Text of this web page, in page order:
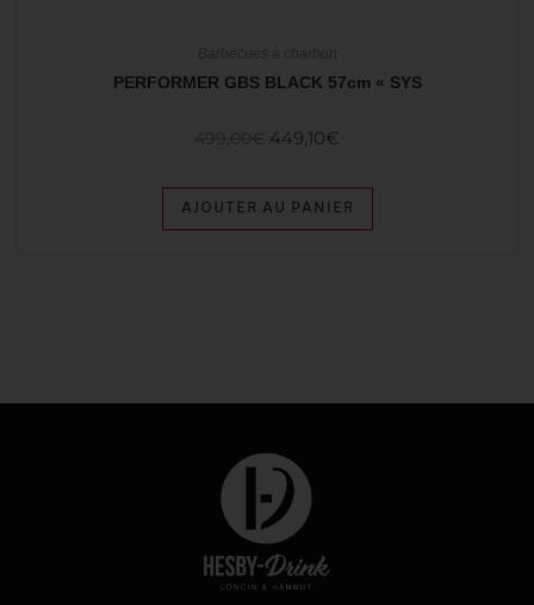
PERFORMER GBS BLACK 57cm « SYS
449,10€
AJOUTER AU PANIER